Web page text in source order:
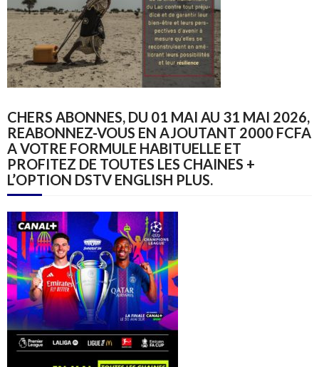
CHERS ABONNES, DU 01 MAI AU 31 MAI 2026,
REABONNEZ-VOUS EN AJOUTANT 2000 FCFA
A VOTRE FORMULE HABITUELLE ET
PROFITEZ DE TOUTES LES CHAINES +
L’OPTION DSTV ENGLISH PLUS.